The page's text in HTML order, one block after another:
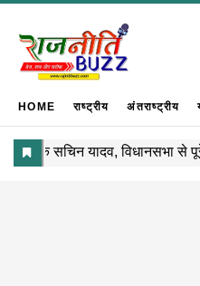
HOME राष्ट्रीय अंतराष्ट्रीय